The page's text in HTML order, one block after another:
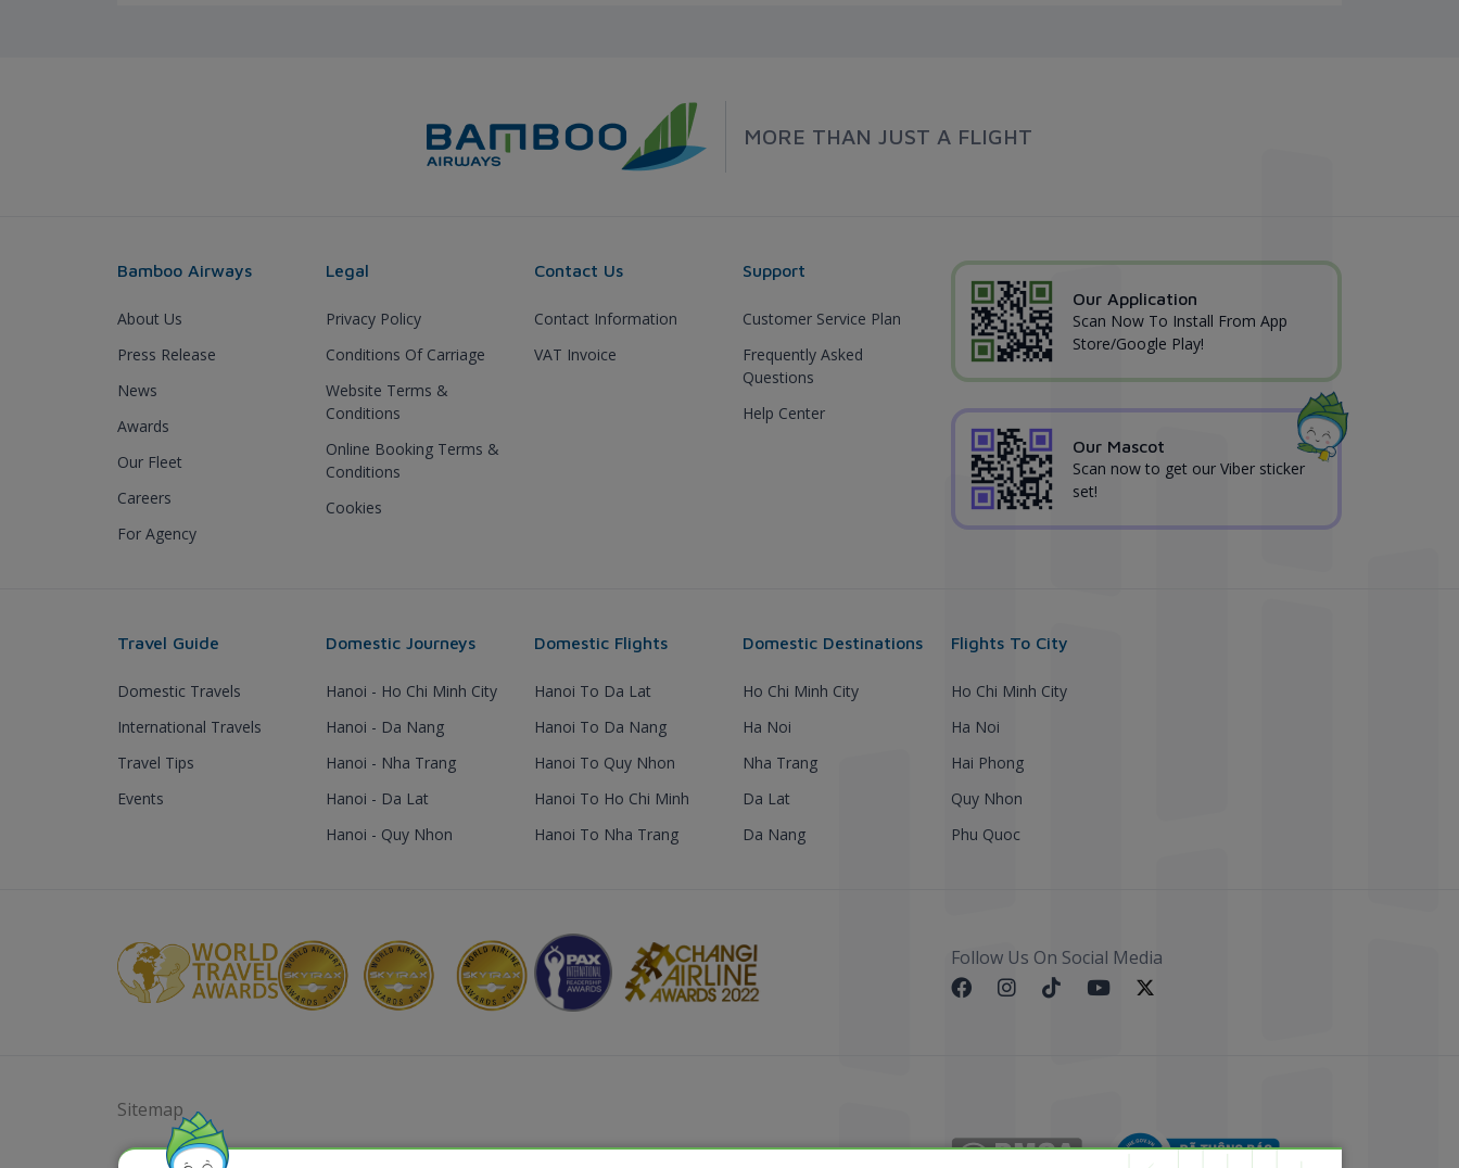
MORE THAN JUST A FLIGHT
Bamboo Airways
About Us
Press Release
News
Awards
Our Fleet
Careers
For Agency
Legal
Privacy Policy
Conditions Of Carriage
Website Terms &
Conditions
Online Booking Terms &
Conditions
Cookies
Contact Us
Contact Information
VAT Invoice
Support
Customer Service Plan
Frequently Asked
Questions
Help Center
Our Application
Scan Now To Install From App
Store/Google Play!
Our Mascot
Scan now to get our Viber sticker
set!
Travel Guide
Domestic Travels
International Travels
Travel Tips
Events
Domestic Journeys
Hanoi - Ho Chi Minh City
Hanoi - Da Nang
Hanoi - Nha Trang
Hanoi - Da Lat
Hanoi - Quy Nhon
Domestic Flights
Hanoi To Da Lat
Hanoi To Da Nang
Hanoi To Quy Nhon
Hanoi To Ho Chi Minh
Hanoi To Nha Trang
Domestic Destinations
Ho Chi Minh City
Ha Noi
Nha Trang
Da Lat
Da Nang
Flights To City
Ho Chi Minh City
Ha Noi
Hai Phong
Quy Nhon
Phu Quoc
Follow Us On Social Media
Sitemap